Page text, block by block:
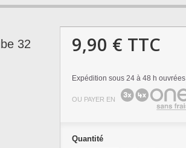
32
9,90 € TTC
Expédition sous 24 à 48 h ouvrées
OU PAYER EN
Quantité